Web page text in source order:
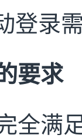
登录
要求
全满